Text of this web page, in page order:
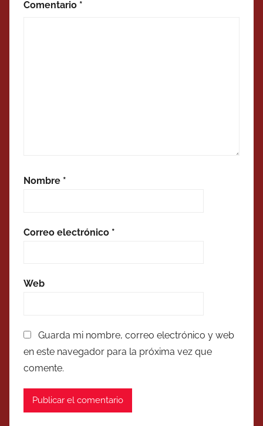
Comentario *
Nombre *
Correo electrónico *
Web
Guarda mi nombre, correo electrónico y web
en este navegador para la próxima vez que
comente.